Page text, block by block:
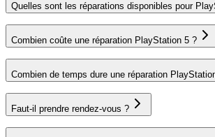
Quelles sont les réparations disponibles pour
Combien coûte une réparation PlayStation 5 ?
Combien de temps dure une réparation
Faut-il prendre rendez-vous ?